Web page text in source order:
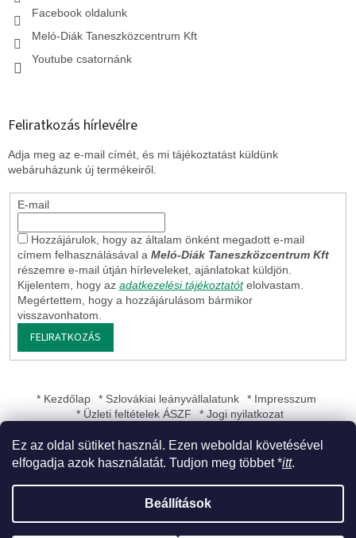
Ez az oldal sütiket használ. Ezen weboldal követésével
elfogadja azok használatát. Tudjon meg többet *itt.
Beállítások
Facebook oldalunk
Meló-Diák Taneszközcentrum Kft
Youtube csatornánk
Feliratkozás hírlevélre
Adja meg az e-mail címét, és mi tájékoztatást küldünk
webáruházunk új termékeiről.
E-mail
Hozzájárulok, hogy az általam önként megadott e-mail
címem felhasználásával a Meló-Diák Taneszközcentrum Kft
részemre e-mail útján hírleveleket, ajánlatokat küldjön.
Kijelentem, hogy az adatkezelési tájékoztatót elolvastam.
Megértettem, hogy a hozzájárulásom bármikor
visszavonhatom.
FELIRATKOZÁS
* Kezdőlap * Szlovákiai leányvállalatunk
* Impresszum
* Üzleti feltételek ÁSZF
* Jogi nyilatkozat